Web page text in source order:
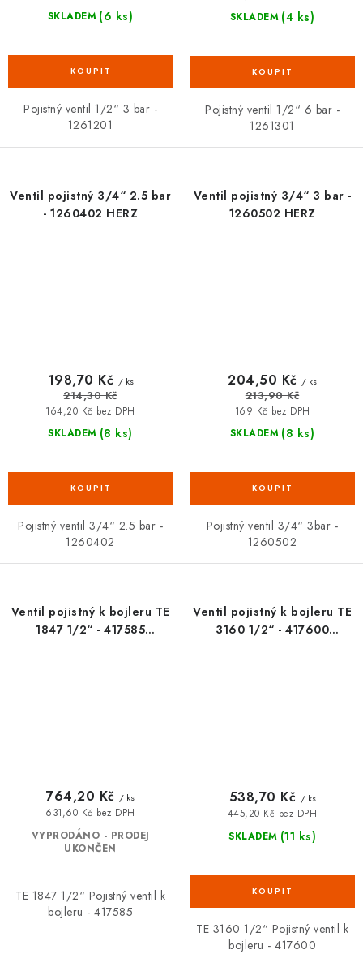
SKLADEM (6 ks)
Pojistný ventil 1/2“ 3 bar -
1261201
SKLADEM (4 ks)
Pojistný ventil 1/2“ 6 bar -
1261301
Ventil pojistný 3/4“ 2.5 bar
- 1260402 HERZ
SKLADEM (8 ks)
164,20 Kč bez DPH
198,70 Kč / ks
214,30 Kč
Pojistný ventil 3/4“ 2.5 bar -
1260402
Ventil pojistný 3/4“ 3 bar -
1260502 HERZ
SKLADEM (8 ks)
169 Kč bez DPH
204,50 Kč / ks
213,90 Kč
Pojistný ventil 3/4“ 3bar -
1260502
Ventil pojistný k bojleru TE
1847 1/2“ - 417585
VYPRODÁNO - PRODEJ
UKONČEN
631,60 Kč bez DPH
764,20 Kč / ks
TE 1847 1/2“ Pojistný ventil k
bojleru - 417585
Ventil pojistný k bojleru TE
3160 1/2“ - 417600
SKLADEM (11 ks)
445,20 Kč bez DPH
538,70 Kč / ks
TE 3160 1/2“ Pojistný ventil k
bojleru - 417600